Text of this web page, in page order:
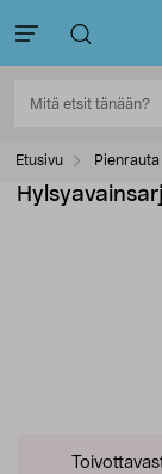
Etusivu Pienrauta